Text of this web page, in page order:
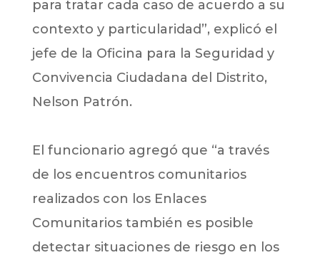
para tratar cada caso de acuerdo a su
contexto y particularidad”, explicó el
jefe de la Oficina para la Seguridad y
Convivencia Ciudadana del Distrito,
Nelson Patrón.
El funcionario agregó que “a través
de los encuentros comunitarios
realizados con los Enlaces
Comunitarios también es posible
detectar situaciones de riesgo en los